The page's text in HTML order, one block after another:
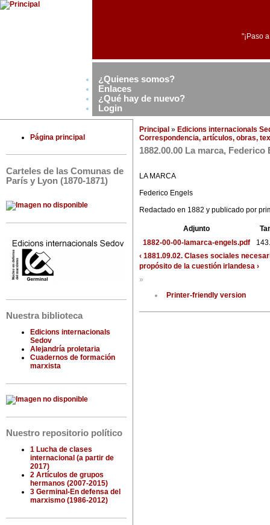
"¡Paso
¿Quienes somos?
Enlaces
¿Qué hay de nuevo?
Login
Página principal
Carteles de las Comunas de
París y Lyon (1870-1871)
Nuestra biblioteca
Edicions internacionals
Sedov
Alejandría proletaria
Cuadernos de formación
marxista
Nuestro repositorio político
1 Lucha de clases
internacional (a partir de
2017)
2 Artículos de grupos
hermanos (2007-2015)
3 Germinal-En defensa del
marxismo (1986-2012)
Principal » Edicions internacionals
Correspondencia, artículos, obras,
1882.00.00 La marca, Federico
LA MARCA
Federico Engels
Redactado en 1882 y publicado por
Adjunto
1882-00-00-lamarca-engels.pdf
‹ 1881.09.02. Clases sociales
propósito de la cuestión irlandesa ›
»
Printer-friendly version